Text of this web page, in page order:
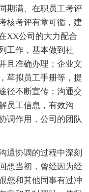
期满、在职员工考评
核考评有章可循，建
XX公司的大力配合
工作，基本做到社
且准确办理；企业文
草拟员工手册等，提
径不断宣传；沟通交
员工信息，有效沟
调作用，公司的团队
通协调的过程中深刻
想当初，曾经因为经
您和其他同事有过冲